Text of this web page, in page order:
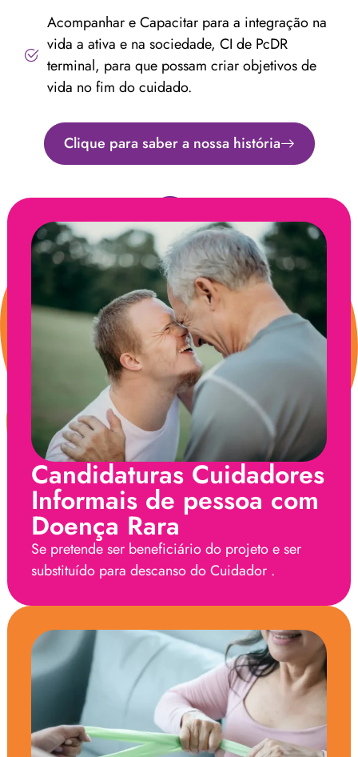
Acompanhar e Capacitar para a integração na
vida a ativa e na sociedade, CI de PcDR
terminal, para que possam criar objetivos de
vida no fim do cuidado.
Clique para saber a nossa história
Candidaturas Cuidadores
Informais de pessoa com
Doença Rara
Se pretende ser beneficiário do projeto e ser
substituído para descanso do Cuidador .